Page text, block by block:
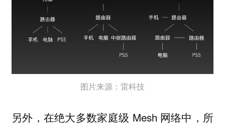
图片来源：雷科技
另外，在绝大多数家庭级 Mesh 网络中，所